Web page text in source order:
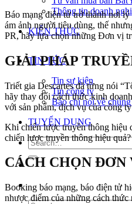
Thông tin doanh
KIẾN THỨC
TIN TỨC
Tin sự kiện
Tin công ty
Báo chí nói về
TUYỂN DỤNG
Báo mạng điện tử trở thành nơi
ám ảnh người tiêu dùng, thế
PR, hãy lựa chọn những Đơn vị
GIẢI PHÁP
Triết gia Descartes đã từng nói
hãy thay đổi cách thức kinh
với sản phẩm, dịch vụ của công
Khi chiến lược truyền thông hiệu
chiến lược truyền thông hiệu
CÁCH CHỌN
Booking báo mạng, báo điện tử
nhược điểm của những cách